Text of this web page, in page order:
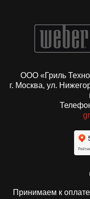
ООО «Гриль
г. Москва, ул.
Принимаем к